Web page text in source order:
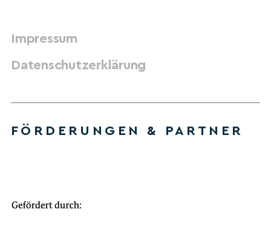
Impressum
Datenschutzerklärung
FÖRDERUNGEN & PARTNER